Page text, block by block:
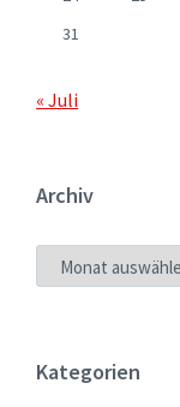
31
« Juli
Archiv
ARCHIV
Kategorien